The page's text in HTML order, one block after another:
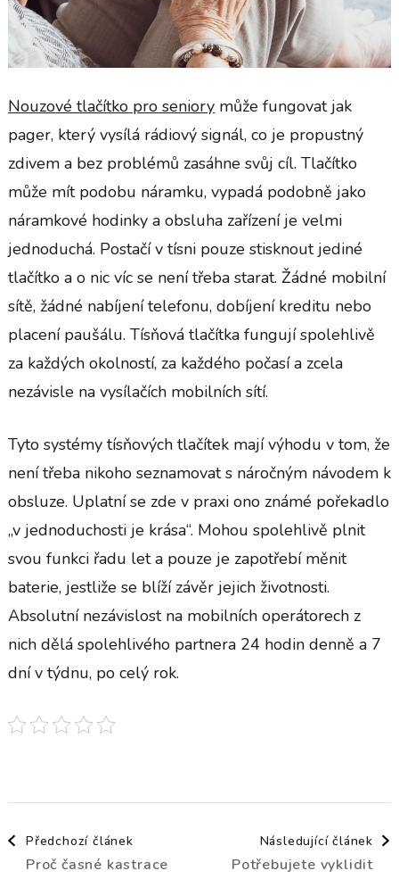
Nouzové tlačítko pro seniorymůže fungovat jak
pager, který vysílá rádiový signál, co je propustný
zdivem a bez problémů zasáhne svůj cíl. Tlačítko
může mít podobu náramku, vypadá podobně jako
náramkové hodinky a obsluha zařízení je velmi
jednoduchá. Postačí v tísni pouze stisknout jediné
tlačítko a o nic víc se není třeba starat. Žádné mobilní
sítě, žádné nabíjení telefonu, dobíjení kreditu nebo
placení paušálu. Tísňová tlačítka fungují spolehlivě
za každých okolností, za každého počasí a zcela
nezávisle na vysílačích mobilních sítí.
Tyto systémy tísňových tlačítek mají výhodu v tom, že
není třeba nikoho seznamovat s náročným návodem k
obsluze. Uplatní se zde v praxi ono známé pořekadlo
„v jednoduchosti je krása“. Mohou spolehlivě plnit
svou funkci řadu let a pouze je zapotřebí měnit
baterie, jestliže se blíží závěr jejich životnosti.
Absolutní nezávislost na mobilních operátorech z
nich dělá spolehlivého partnera 24 hodin denně a 7
dní v týdnu, po celý rok.
Navigace
Předchozí článek
Proč časné kastrace
Následující článek
Potřebujete vyklidit